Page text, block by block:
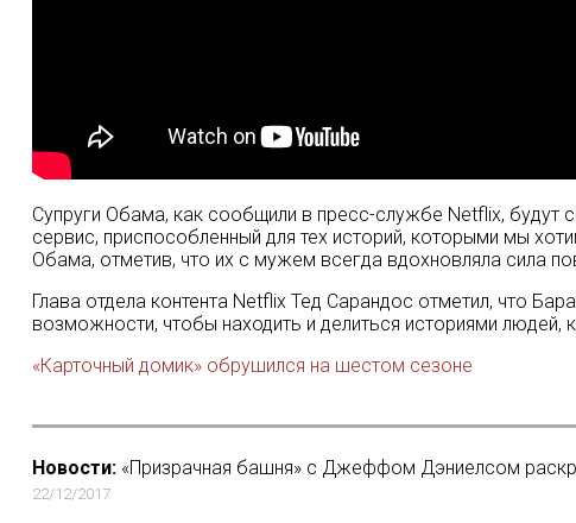
Супруги Обама, как сообщили в пресс-службе Netflix, будут
сервис, приспособленный для тех историй, которыми мы
Обама, отметив, что их с мужем всегда вдохновляла сила
Глава отдела контента Netflix Тед Сарандос отметил, что
возможности, чтобы находить и делиться историями людей,
«Карточный домик» обрушился на шестом сезоне
Новости:«Призрачная башня» с Джеффом Дэниелсом
22/12/2017